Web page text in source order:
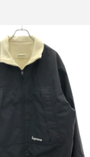
ム 22SS GORE-TEX
Lined Jacket リバ
ブルジャケット